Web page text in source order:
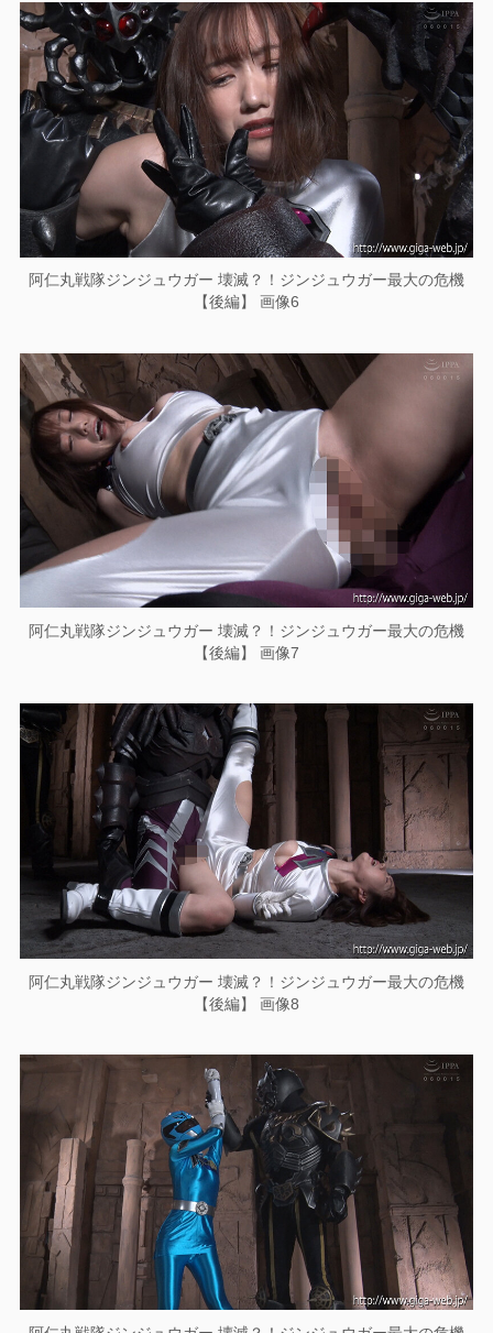
阿仁丸戦隊ジンジュウガー 壊滅？！ジンジュウガー最大の危機
【後編】 画像6
阿仁丸戦隊ジンジュウガー 壊滅？！ジンジュウガー最大の危機
【後編】 画像7
阿仁丸戦隊ジンジュウガー 壊滅？！ジンジュウガー最大の危機
【後編】 画像8